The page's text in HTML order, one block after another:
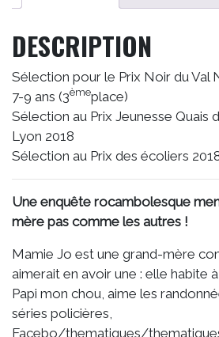
pas
toucher
à
l'école
Mamie
DESCRIPTION
Sélection pour le Prix Noir du Val
7-9 ans (3èmeplace)
Sélection au Prix Jeunesse Quais
Lyon 2018
Sélection au Prix des écoliers
Une enquête rocambolesque
mère pas comme les autres !
Mamie Jo est une grand-mère
aimerait en avoir une : elle habite
Papi mon chou, aime les
séries policières,
Facebo/thematiques/